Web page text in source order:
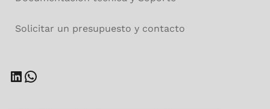
Solicitar un presupuesto y contacto
LinkedIn
WhatsApp